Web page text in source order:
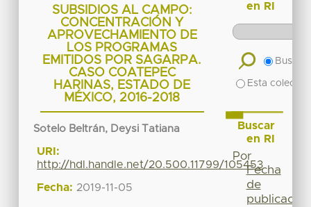
SUBSIDIOS AL CAMPO:
CONCENTRACIÓN Y
APROVECHAMIENTO DE
LOS PROGRAMAS
EMITIDOS POR SAGARPA.
CASO COATEPEC
HARINAS, ESTADO DE
MÉXICO, 2016-2018
Sotelo Beltrán, Deysi Tatiana
URI:
http://hdl.handle.net/20.500.11799/105453
Fecha: 2019-11-05
en RI
Buscar
Esta
Buscar
en RI
Por
Fecha
de
publicación